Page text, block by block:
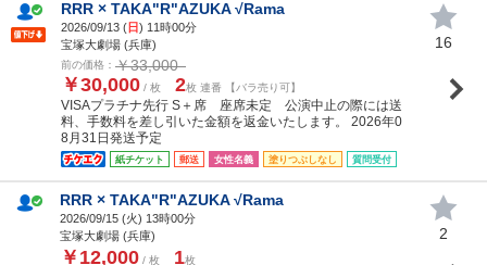
RRR × TAKA"R"AZUKA √Rama
2026/09/13 (日) 11時00分
宝塚大劇場 (兵庫)
前の価格： ￥33,000
￥30,000 / 枚 2枚 連番 【バラ売り可】
VISAプラチナ先行 S＋席 座席未定 公演中止の際には送
料、手数料を差し引いた金額を返金いたします。 2026年0
8月31日発送予定
紙チケット 郵送 女性名義 塗りつぶしなし 質問受付
16
RRR × TAKA"R"AZUKA √Rama
2026/09/15 (火) 13時00分
宝塚大劇場 (兵庫)
￥12,000 / 枚 1枚
2